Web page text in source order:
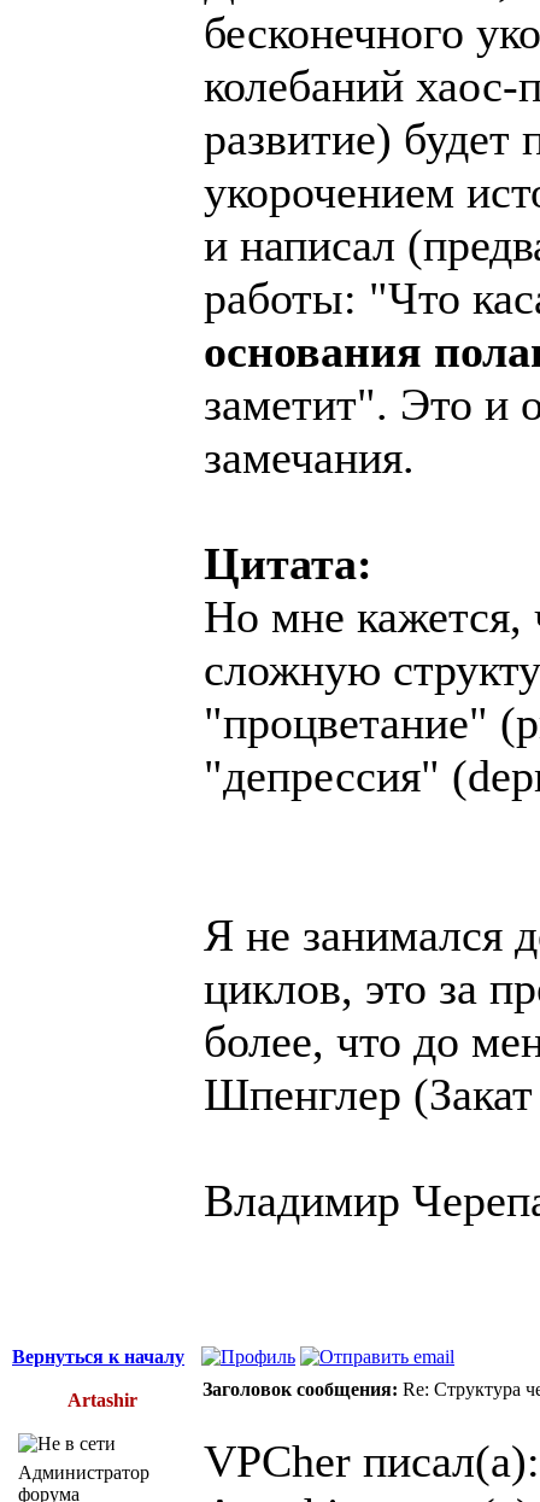
бесконечного
колебаний хаос-
развитие) будет
укорочением
и написал
работы: "Что
основания
заметит". Это и
замечания.
Цитата:
Но мне кажется,
сложную
"процветание"
"депрессия"
Я не занимался
циклов, это за
более, что до
Шпенглер
Владимир
Вернуться к началу
Artashir
Заголовок сообщения: Re: Структура
Администратор
форума
VPCher писал(а):